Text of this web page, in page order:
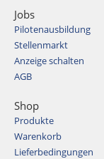
Jobs
Pilotenausbildung
Stellenmarkt
Anzeige schalten
AGB
Shop
Produkte
Warenkorb
Lieferbedingungen